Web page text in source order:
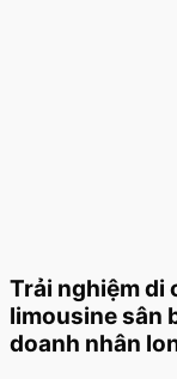
Trải nghiệm di
limousine sân
doanh nhân